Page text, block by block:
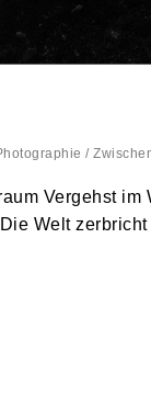
/
Vergehst im
Welt